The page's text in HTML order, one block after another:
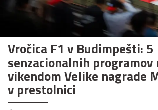
Vročica F1 v Budimpešti: 5
senzacionalnih programov
vikendom Velike nagrade
v prestolnici